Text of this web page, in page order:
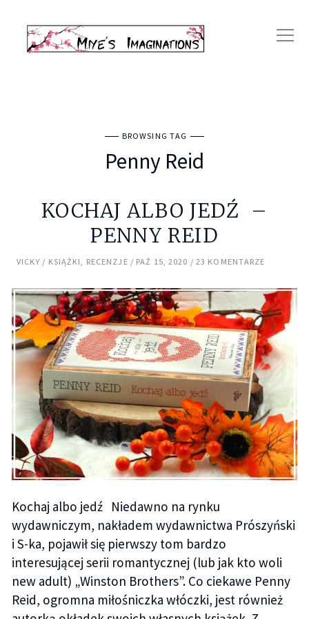
BROWSING TAG
Penny Reid
KOCHAJ ALBO JEDŹ –
PENNY REID
VICKY KSIĄŻKI RECENZJE PAŹ 15, 2020 23 KOMENTARZE
Kochaj albo jedź Niedawno na rynku
wydawniczym, nakładem wydawnictwa Prószyński
i S-ka, pojawił się pierwszy tom bardzo
interesującej serii romantycznej (lub jak kto woli
new adult) „Winston Brothers”. Co ciekawe Penny
Reid, ogromna miłośniczka włóczki, jest również